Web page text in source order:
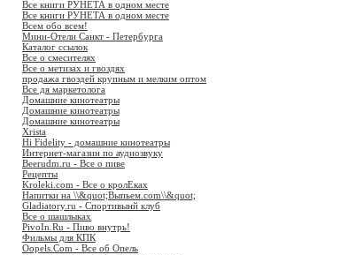
Все книги РУНЕТА в одном месте
Все книги РУНЕТА в одном месте
Всем обо всем!
Мини-Отели Санкт - Петербурга
Каталог ссылок
Все о смесителях
Все о метизах и гвоздях
продажа гвоздей крупным и мелким оптом
Все дя маркетолога
Домашние кинотеатры
Домашние кинотеатры
Домашние кинотеатры
Xrista
Hi Fidelity - домашние кинотеатры
Интернет-магазин по аудиозвуку
Beerudm.ru - Все о пиве
Рецепты
Kroleki.com - Все о кролЕках
Напитки на \\&quot;Выпьем.com\\&quot;
Gladiatory.ru - Спортивынй клуб
Все о шашлыках
PivoIn.Ru - Пиво внутрь!
Фильмы для КПК
Oopels.Com - Все об Опель